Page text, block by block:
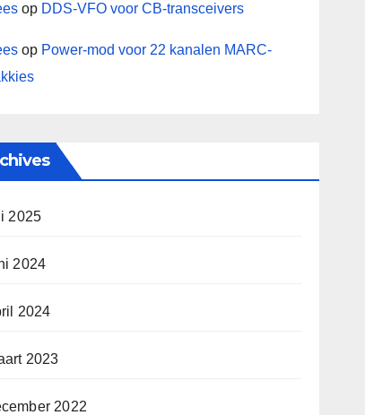
op DDS-VFO voor CB-transceivers
op Power-mod voor 22 kanalen MARC-
2025
2024
2024
2023
2022